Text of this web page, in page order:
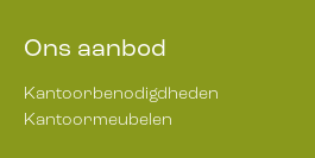
Ons aanbod
Kantoorbenodigdheden
Kantoormeubelen